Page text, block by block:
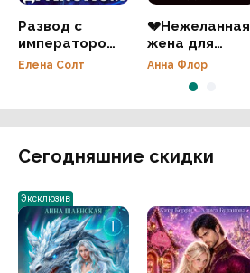
Развод с
императором
драконом
Елена Солт
💔Нежеланная
жена для
дракона.
неизбежен
Анна Флор
Сегодняшние скидки
Эксклюзив